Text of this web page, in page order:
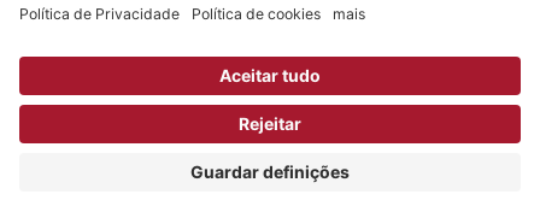
Configurações de Privacidade
Copyright © 2026 Life Fitness